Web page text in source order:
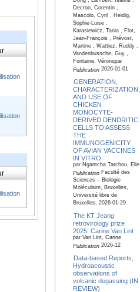
Decroo, Corentin ,
Mascolo, Cyril , Heidig,
Sophie-Luise ,
Karasiewicz, Tania , Flot,
Jean-François , Prévost,
Martine , Wattiez, Ruddy ,
Vandenbussche, Guy ,
Fontaine, Véronique
Publication2026-01-01
GENERATION,
CHARACTERIZATION,
AND USE OF
CHICKEN
MONOCYTE-
DERIVED DENDRITIC
CELLS TO ASSESS
THE
IMMUNOGENICITY
OF AVIAN VACCINES
IN VITRO
par Ngantcha Tatchou, Elie
PublicationFaculté des
Sciences – Biologie
Moléculaire, Bruxelles,
Université libre de
Bruxelles, 2026-01-29
The KT Jeang
retrovirology prize
2025: Carine Van Lint
par Van Lint, Carine
Publication2026-12
Data-based Reports;
Hydroacoustic
observations of
volcanic degassing (IN
REVIEW)